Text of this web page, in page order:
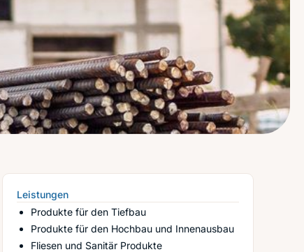
Leistungen
Produkte für den Tiefbau
Produkte für den Hochbau und Innenausbau
Fliesen und Sanitär Produkte